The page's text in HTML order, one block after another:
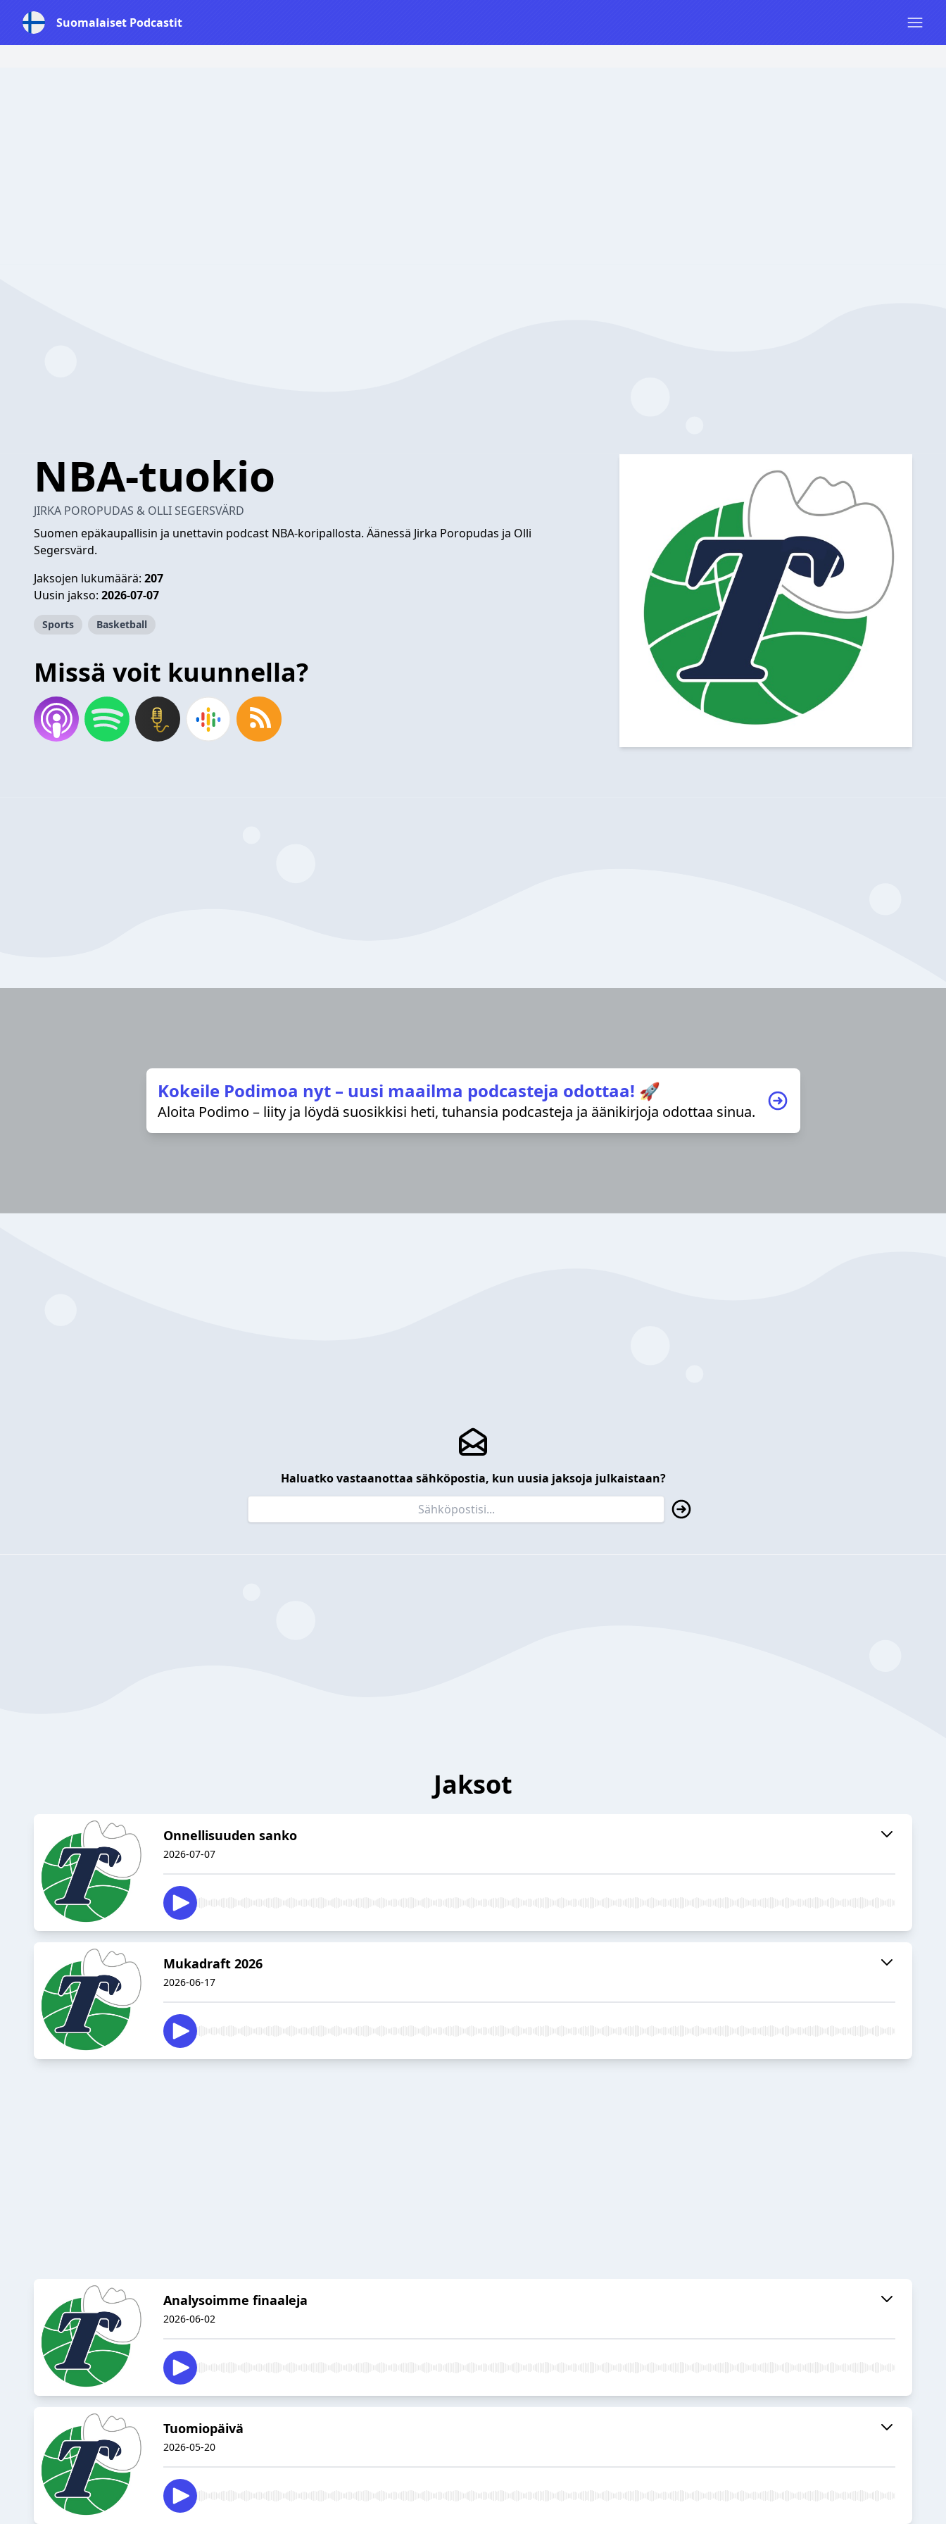
Suomalaiset Podcastit
NBA-tuokio
JIRKA POROPUDAS & OLLI SEGERSVÄRD
Suomen epäkaupallisin ja unettavin podcast NBA-koripallosta. Äänessä Jirka Poropudas ja Olli
Segersvärd.
Jaksojen lukumäärä: 207
Uusin jakso: 2026-07-07
Sports Basketball
Missä voit kuunnella?
Kokeile Podimoa nyt – uusi maailma podcasteja odottaa! 🚀
Aloita Podimo – liity ja löydä suosikkisi heti, tuhansia podcasteja ja äänikirjoja odottaa sinua.
Haluatko vastaanottaa sähköpostia, kun uusia jaksoja julkaistaan?
Jaksot
Onnellisuuden sanko
2026-07-07
Mukadraft 2026
2026-06-17
Analysoimme finaaleja
2026-06-02
Tuomiopäivä
2026-05-20